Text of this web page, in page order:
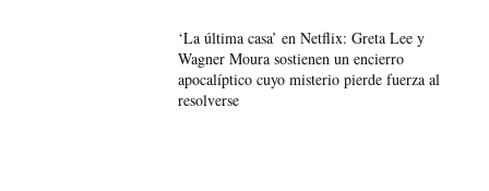
‘La última casa’ en Netflix: Greta Lee y
Wagner Moura sostienen un encierro
apocalíptico cuyo misterio pierde fuerza al
resolverse